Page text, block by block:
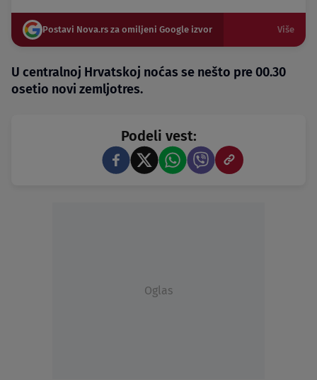
Postavi Nova.rs za omiljeni Google izvor Više
U centralnoj Hrvatskoj noćas se nešto pre 00.30
osetio novi zemljotres.
Podeli vest:
Oglas